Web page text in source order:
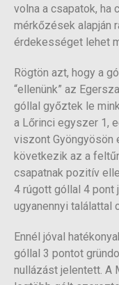
volna a csapatok, ha
mérkőzések alapján
érdekességet lehet
Rögtön azt, hogy a
“ellenünk” az
góllal győztek le
a Lőrinci egyszer 1,
viszont Gyöngyösön
következik az a
csapatnak pozitív
4 rúgott góllal 4 pont
ugyanennyi találattal
Ennél jóval
góllal 3 pontot
nullázást jelentett. A